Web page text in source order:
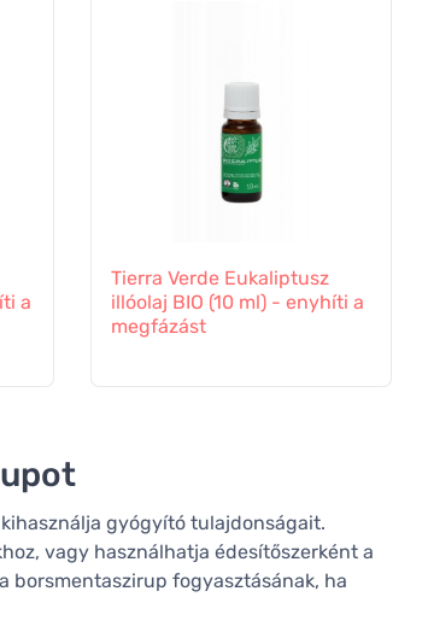
a
Tierra Verde Eukaliptusz
illóolaj BIO (10 ml) - enyhíti a
megfázást
gyógyító tulajdonságait.
vagy használhatja édesítőszerként a
borsmentaszirup fogyasztásának, ha